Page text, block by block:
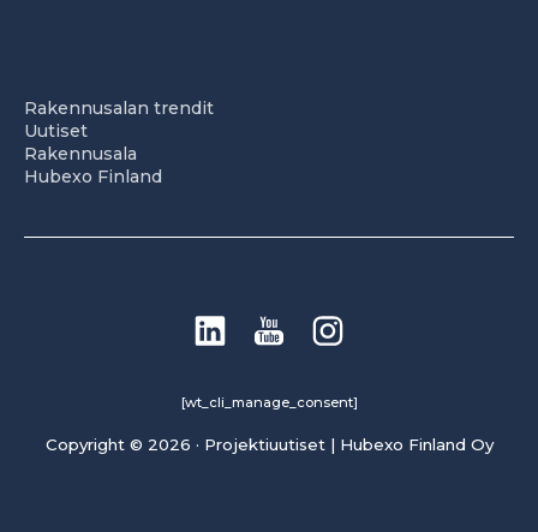
Rakennusalan trendit
Uutiset
Rakennusala
Hubexo Finland
[wt_cli_manage_consent]
Copyright © 2026 · Projektiuutiset | Hubexo Finland Oy